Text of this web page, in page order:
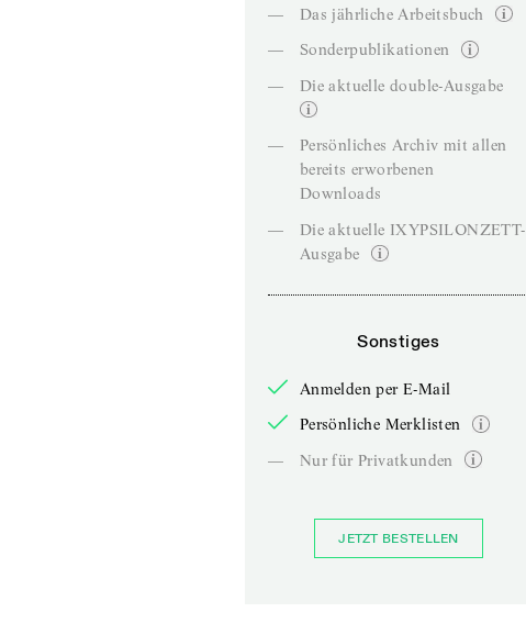
—
Das jährliche Arbeitsbuch
—
Sonderpublikationen
—
Die aktuelle double-Ausgabe
—
Persönliches Archiv mit allen
bereits erworbenen
Downloads
—
Die aktuelle IXYPSILONZETT-
Ausgabe
Sonstiges
Anmelden per E-Mail
Persönliche Merklisten
—
Nur für Privatkunden
JETZT BESTELLEN